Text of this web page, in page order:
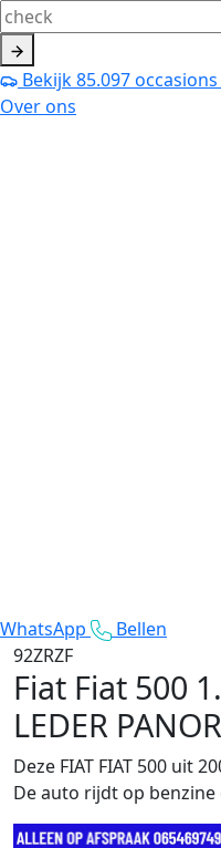
Bekijk85.097occasions
Over ons
WhatsApp
Bellen
92ZRZF
Fiat Fiat 500
LEDER
Deze FIAT FIAT 500 uit
De auto rijdt op